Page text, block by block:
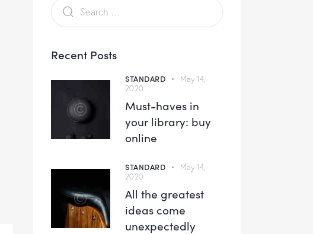
Recent Posts
STANDARD
May 14,
2020
Must-haves in
your library: buy
online
STANDARD
May 14,
2020
All the greatest
ideas come
unexpectedly